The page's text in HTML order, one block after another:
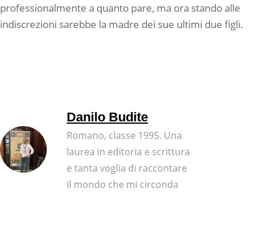
professionalmente a quanto pare, ma ora stando alle
indiscrezioni sarebbe la madre dei sue ultimi due figli.
Danilo Budite
Romano, classe 1995. Una
laurea in editoria e scrittura
e tanta voglia di raccontare
il mondo che mi circonda